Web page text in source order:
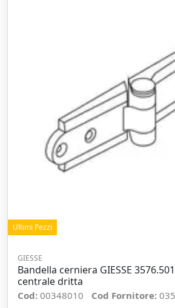
Ultimi Pezzi
GIESSE
Bandella cerniera GIESSE
centrale dritta
Cod: 00348010 Cod Fornitore: